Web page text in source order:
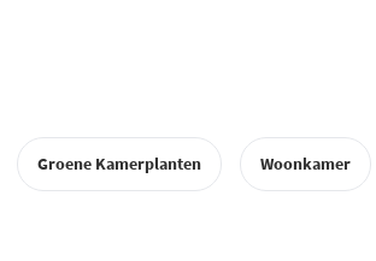
Groene Kamerplanten Woonkamer